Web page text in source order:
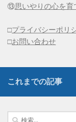
⑬思いやりの心を育
□プライバシーポリ
□お問い合わせ
これまでの記事
検